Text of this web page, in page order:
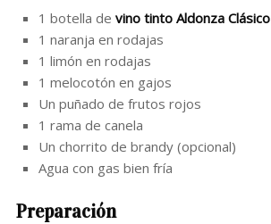
1 botella de vino tinto Aldonza Clásico
1 naranja en rodajas
1 limón en rodajas
1 melocotón en gajos
Un puñado de frutos rojos
1 rama de canela
Un chorrito de brandy (opcional)
Agua con gas bien fría
Preparación